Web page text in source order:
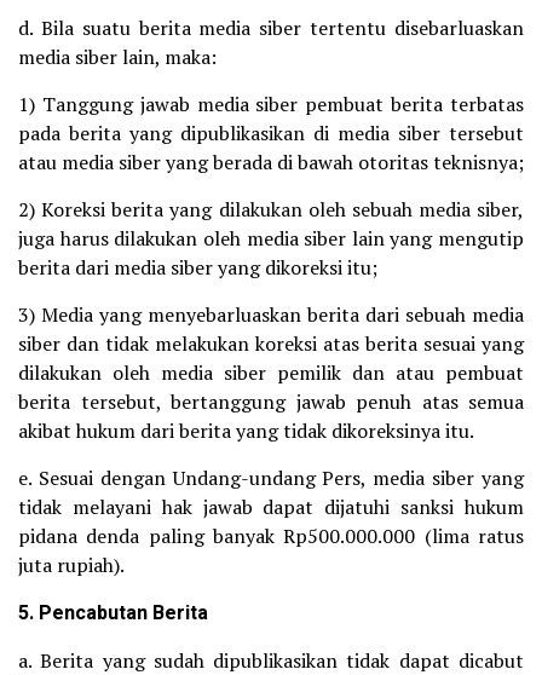
d. Bila suatu berita media siber tertentu disebarluaskan
media siber lain, maka:
1) Tanggung jawab media siber pembuat berita terbatas
pada berita yang dipublikasikan di media siber tersebut
atau media siber yang berada di bawah otoritas teknisnya;
2) Koreksi berita yang dilakukan oleh sebuah media siber,
juga harus dilakukan oleh media siber lain yang mengutip
berita dari media siber yang dikoreksi itu;
3) Media yang menyebarluaskan berita dari sebuah media
siber dan tidak melakukan koreksi atas berita sesuai yang
dilakukan oleh media siber pemilik dan atau pembuat
berita tersebut, bertanggung jawab penuh atas semua
akibat hukum dari berita yang tidak dikoreksinya itu.
e. Sesuai dengan Undang-undang Pers, media siber yang
tidak melayani hak jawab dapat dijatuhi sanksi hukum
pidana denda paling banyak Rp500.000.000 (lima ratus
juta rupiah).
5. Pencabutan Berita
a. Berita yang sudah dipublikasikan tidak dapat dicabut